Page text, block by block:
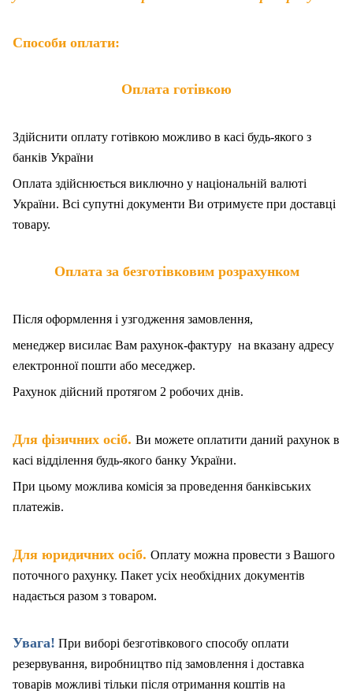
Способи оплати:
Оплата готівкою
Здійснити оплату готівкою можливо в касі будь-якого з
банків України
Оплата здійснюється виключно у національній валюті
України. Всі супутні документи Ви отримуєте при доставці
товару.
Оплата за безготівковим розрахунком
Після оформлення і узгодження замовлення,
менеджер висилає Вам рахунок-фактуру на вказану адресу
електронної пошти або меседжер.
Рахунок дійсний протягом 2 робочих днів.
Для фізичних осіб. Ви можете оплатити даний рахунок в
касі відділення будь-якого банку України.
При цьому можлива комісія за проведення банківських
платежів.
Для юридичних осіб. Оплату можна провести з Вашого
поточного рахунку. Пакет усіх необхідних документів
надається разом з товаром.
Увага! При виборі безготівкового способу оплати
резервування, виробництво під замовлення і доставка
товарів можливі тільки після отримання коштів на